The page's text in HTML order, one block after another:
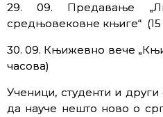
29. 09. Предавање
средњовековне књиге“ (15
30. 09. Књижевно вече
часова)
Ученици, студенти и други
да науче нешто ново о